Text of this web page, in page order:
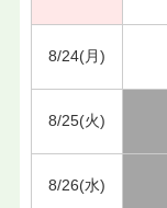
8/24(月)
8/25(火)
8/26(水)